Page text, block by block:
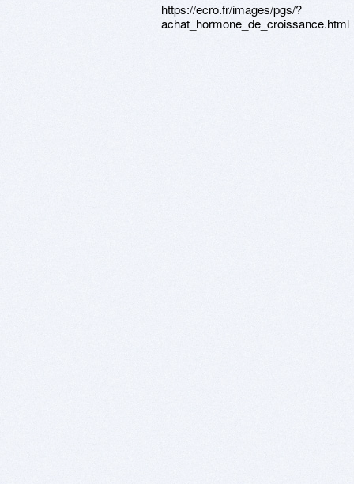
https://ecro.fr/images/pgs/?
achat_hormone_de_croissance.html